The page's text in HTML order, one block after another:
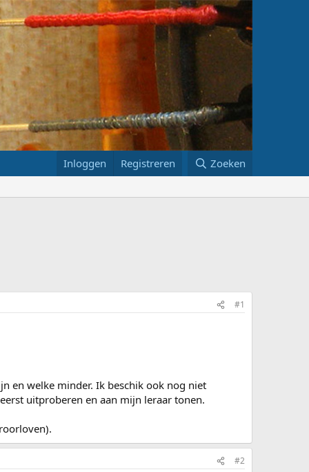
Inloggen Registreren Zoeken
#1
en welke minder. Ik beschik ook nog niet
uitproberen en aan mijn leraar tonen.
#2